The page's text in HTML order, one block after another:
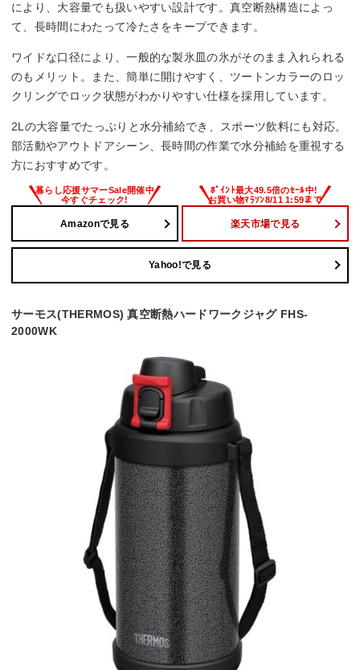
により、大容量でも扱いやすい設計です。真空断熱構造によっ
て、長時間にわたって冷たさをキープできます。
ワイドな口径により、一般的な製氷皿の氷がそのまま入れられる
のもメリット。また、簡単に開けやすく、ツートンカラーのロッ
クリングでロック状態がわかりやすい仕様を採用しています。
2Lの大容量でたっぷりと水分補給でき、スポーツ飲料にも対応。
部活動やアウトドアシーン、長時間の作業で水分補給を重視する
方におすすめです。
Amazonで見る 楽天市場で見る
Yahoo!で見る
サーモス(THERMOS) 真空断熱ハードワークジャグ FHS-
2000WK